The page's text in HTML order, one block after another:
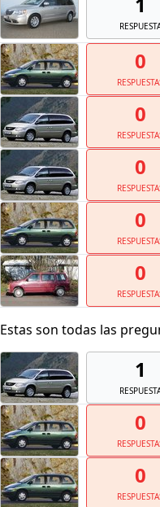
0
0
0
0
0
Estas son todas las
1
0
0